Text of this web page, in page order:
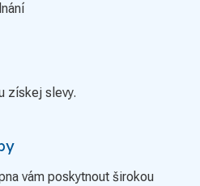
získej slevy.
vám poskytnout širokou